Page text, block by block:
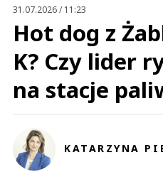
31.07.2026 / 11:23
Hot dog z
K? Czy lider
na stacje
KATARZYNA